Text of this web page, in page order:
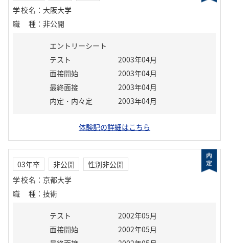
学校名 ： 大阪大学
職種 ： 非公開
エントリーシート
テスト
2003年04月
面接開始
2003年04月
最終面接
2003年04月
内定・内々定
2003年04月
体験記の詳細はこちら
03年卒 非公開
性別非公開
学校名 ： 京都大学
職種 ： 技術
テスト
2002年05月
面接開始
2002年05月